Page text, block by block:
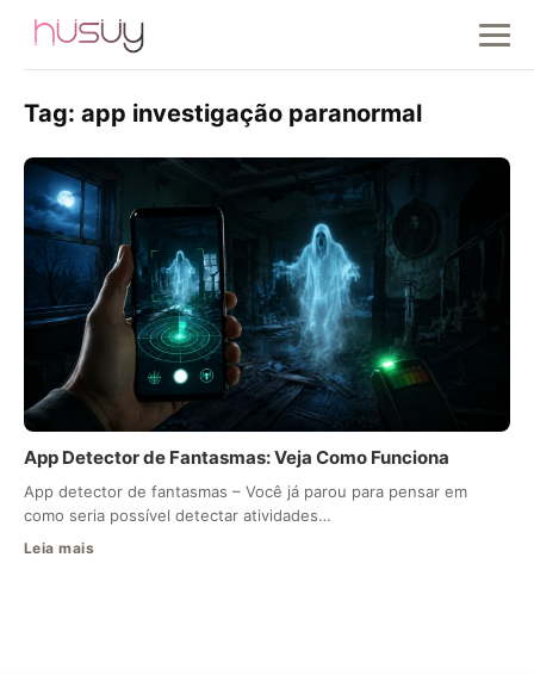
Tag: app investigação paranormal
App Detector de Fantasmas: Veja Como Funciona
App detector de fantasmas – Você já parou para pensar em
como seria possível detectar atividades…
Leia mais